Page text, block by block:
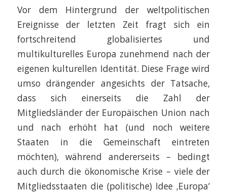
Vor dem Hintergrund der weltpolitischen
Ereignisse der letzten Zeit fragt sich ein
fortschreitend globalisiertes und
multikulturelles Europa zunehmend nach der
eigenen kulturellen Identität. Diese Frage wird
umso drängender angesichts der Tatsache,
dass sich einerseits die Zahl der
Mitgliedsländer der Europäischen Union nach
und nach erhöht hat (und noch weitere
Staaten in die Gemeinschaft eintreten
möchten), während andererseits – bedingt
auch durch die ökonomische Krise – viele der
Mitgliedsstaaten die (politische) Idee ‚Europa‘